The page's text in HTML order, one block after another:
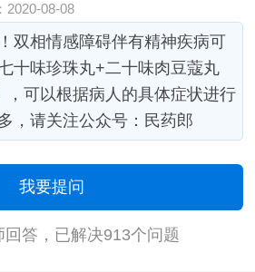
08-08
双相情感障碍伴有精神疾病可
十味珍珠丸+二十味肉豆蔻丸
，可以根据病人的具体症状进行
，请关注公众号：民药郎
我要提问
回答，已解决913个问题